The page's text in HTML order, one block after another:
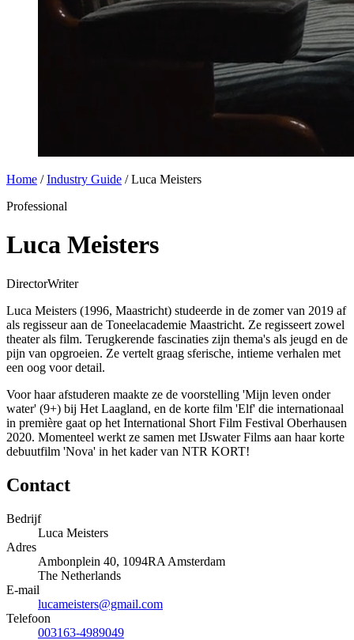
Home / Industry Guide / Luca Meisters
Professional
Luca Meisters
DirectorWriter
Luca Meisters (1996, Maastricht) studeerde in de zomer van 2019 af
als regisseur aan de Toneelacademie Maastricht. Ze regisseert zowel
theater als film. Terugkerende fascinaties zijn thema's als jeugd en de
pijn van opgroeien. Ze vertelt graag sferische, intieme verhalen met
een oog voor detail.
Voor haar afstuderen maakte ze de voorstelling 'Mijn leven onder
water' (9+) bij Het Laagland, en de korte film 'Elf' die internationaal
in première gaat op het International Short Film Festival Oberhausen
2020. Momenteel werkt ze samen met IJswater Films aan haar korte
debuutfilm 'Nova' in het kader van NTR KORT!
Contact
Bedrijf
Luca Meisters
Adres
Ambonplein 40, 1094RA Amsterdam
The Netherlands
E-mail
lucameisters@gmail.com
Telefoon
003163-4989049